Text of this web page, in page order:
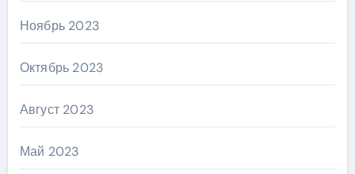
Ноябрь 2023
Октябрь 2023
Август 2023
Май 2023